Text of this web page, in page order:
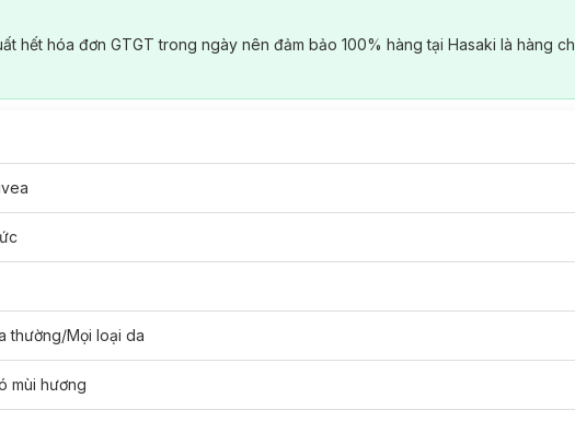
hết hóa đơn GTGT trong ngày nên đảm bảo 100% hàng tại Hasaki là hàng
thường/Mọi loại da
mùi hương